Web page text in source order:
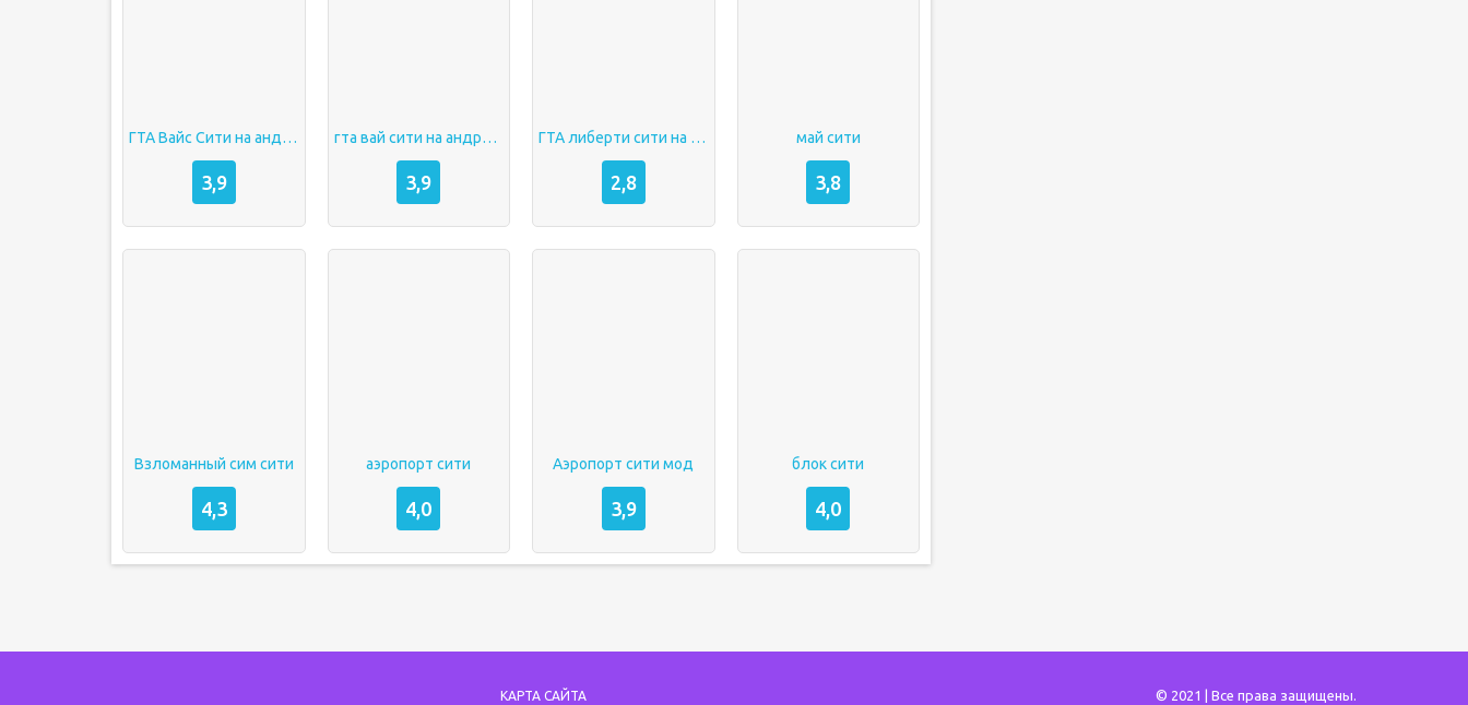
ГТА Вайс Сити на андроид
3,9
гта вай сити на андроид
3,9
ГТА либерти сити на андроид
2,8
май сити
3,8
Взломанный сим сити
4,3
аэропорт сити
4,0
Аэропорт сити мод
3,9
блок сити
4,0
КАРТА САЙТА © 2021 | Все права защищены.